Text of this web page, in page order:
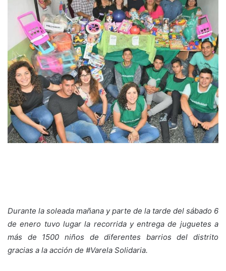
Durante la soleada mañana y parte de la tarde del sábado 6
de enero tuvo lugar la recorrida y entrega de juguetes a
más de 1500 niños de diferentes barrios del distrito
gracias a la acción de #Varela Solidaria.